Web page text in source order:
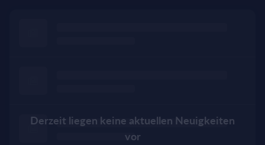
Derzeit liegen keine aktuellen Neuigkeiten
vor